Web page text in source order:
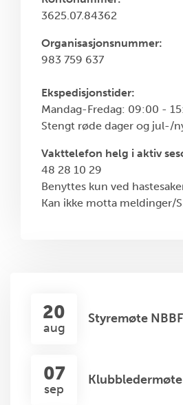
3625.07.84362
Organisasjonsnummer:
983 759 637
Ekspedisjonstider:
Mandag-Fredag: 09:00 -
Stengt røde dager og jul-/
Vakttelefon helg i aktiv
48 28 10 29
Benyttes kun ved
Kan ikke motta meldinger/
20
aug
Styremøte
07
sep